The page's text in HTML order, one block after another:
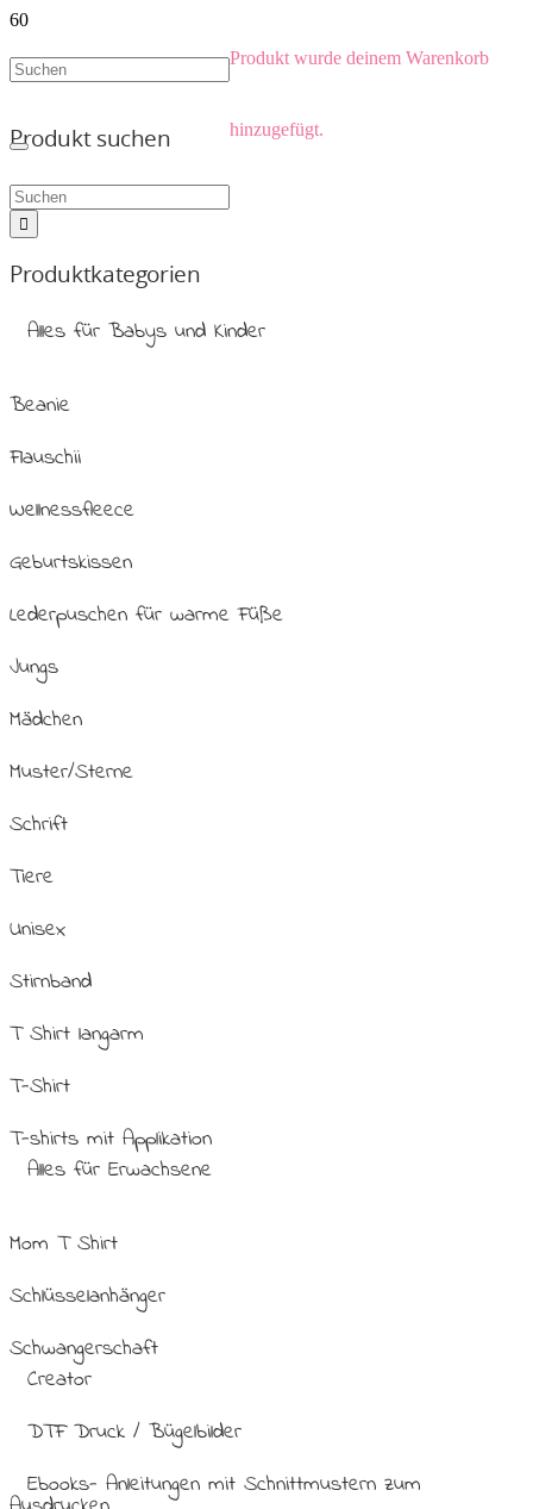
Produkt wurde deinem Warenkorb
hinzugefügt.
Produkt suchen
Produktkategorien
Alles für Babys und Kinder
Beanie
Flauschii
Wellnessfleece
Geburtskissen
Lederpuschen für warme Füße
Jungs
Mädchen
Muster/Sterne
Schrift
Tiere
Unisex
Stirnband
T Shirt langarm
T-Shirt
T-shirts mit Applikation
Alles für Erwachsene
Mom T Shirt
Schlüsselanhänger
Schwangerschaft
Creator
DTF Druck / Bügelbilder
Ebooks- Anleitungen mit Schnittmustern zum